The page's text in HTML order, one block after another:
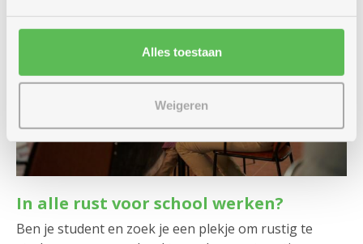
Alles toestaan
Weigeren
In alle rust voor school werken?
Ben je student en zoek je een plekje om rustig te